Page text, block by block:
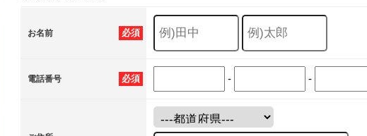
必須
お名前
必須
電話番号 - -